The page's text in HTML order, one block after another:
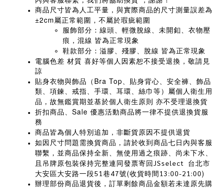
商品尺寸皆為人工平量，與實際商品的尺寸測量誤差為
±2cm屬正常範圍，不屬於瑕疵範圍
服飾部分：線頭、輕微脫線、未開釦、衣物壓
痕，混線 皆為正常現象
鞋款部分：溢膠、殘膠、脫線 皆為正常現象
電腦色差 材質 喜好等個人因素恕不接受退換，敬請見
諒
貼身衣物與飾品（ Bra Top 、貼身背心、安全褲、飾品
類、項鍊、戒指、手環、耳環、絲巾等）屬個人衛生用
品，故無鑑賞期並基於個人衛生原則 亦不受理退換貨
折扣商品、 Sale 優惠活動商品將一律不提供退換貨服
務
商品皆為個人特別追加，非斷貨原因不提供退貨
如因尺寸問題需換貨商品，請於收到商品七日內與客服
聯繫，並商品保持全新、無使用過之痕跡、尚未下水、
且吊牌原包裝保持完整連同發票寄回JSselect 台北市
大安區大安路一段51 巷47號(收貨時間13:00-21:00)
辦理部份商品退貨後，訂單剩餘商品金額若未達原先購